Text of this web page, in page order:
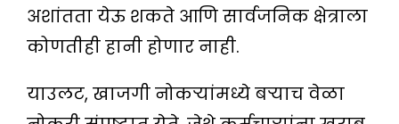
अशांतता येऊ शकते आणि सार्वजनिक क्षेत्राला
कोणतीही हानी होणार नाही.
याउलट, खाजगी नोकऱ्यांमध्ये बर्‍याच वेळा